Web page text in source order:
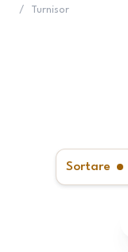
/
Turnisor
Sortare